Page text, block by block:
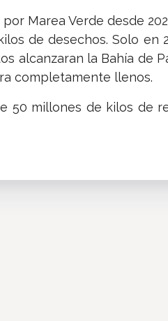
Marea Verde desde
de desechos. Solo en
alcanzaran la Bahía de
completamente llenos.
50 millones de kilos de